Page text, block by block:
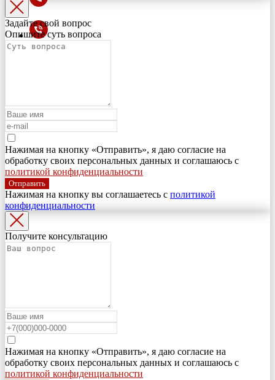
Задайте свой вопрос
Опишите суть вопроса
Нажимая на кнопку «Отправить», я даю согласие на
обработку своих персональных данных и соглашаюсь с
политикой конфиденциальности
Отправить
Нажимая на кнопку вы соглашаетесь с политикой
конфиденциальности
Получите консультацию
Нажимая на кнопку «Отправить», я даю согласие на
обработку своих персональных данных и соглашаюсь с
политикой конфиденциальности